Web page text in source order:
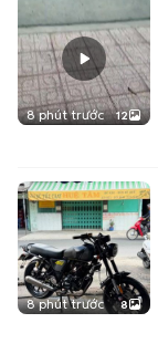
8 phút trước 12
8 phút trước 8